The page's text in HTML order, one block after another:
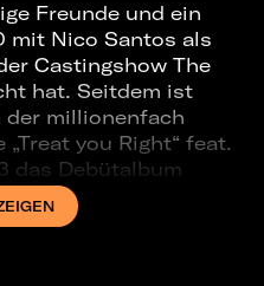
Freunde und ein
mit Nico Santos als
Castingshow The
hat. Seitdem ist
der millionenfach
you Right“ feat.
das Debütalbum
Platz #77 in den